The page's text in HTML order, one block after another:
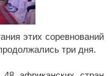
этих соревнований
три дня.